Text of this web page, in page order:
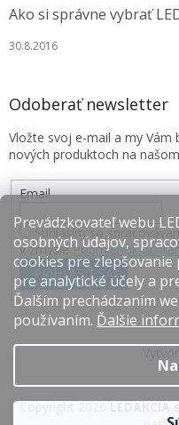
Prevádzkovateľ webu
osobných údajov,
cookies pre
pre analytické účely a
Ďalším prechádzaním
používaním. Ďalšie
Ako si správne vybrať
30.8.2016
Odoberať newsletter
Vložte svoj e-mail a my
nových produktoch na
Email
Súhlasím so
v zmysle Podmienok
PRIHLÁSIŤ SA
Copyright 2026